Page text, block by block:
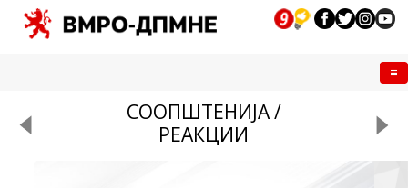
СООПШТЕНИЈА /
РЕАКЦИИ